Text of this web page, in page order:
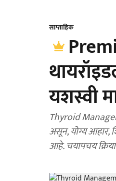
साप्ताहिक
यशस्वी
Thyroid
असून, योग्य आहार,
आहे. चयापचय